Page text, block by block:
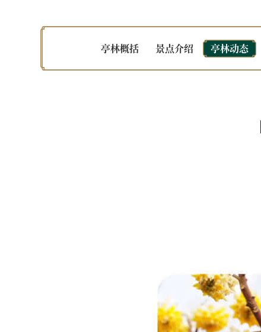
亭林概括 景点介绍 亭林动态